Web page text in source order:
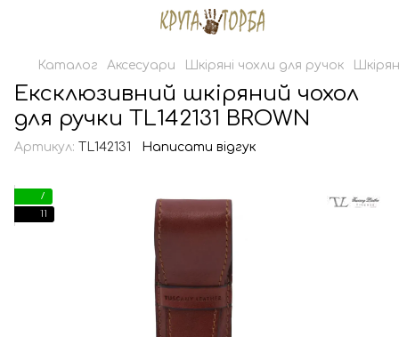
Каталог Аксесуари Шкіряні чохли для ручок
Ексклюзивний шкіряний чохол
для ручки TL142131 BROWN
Артикул: TL142131 Написати відгук
7
11